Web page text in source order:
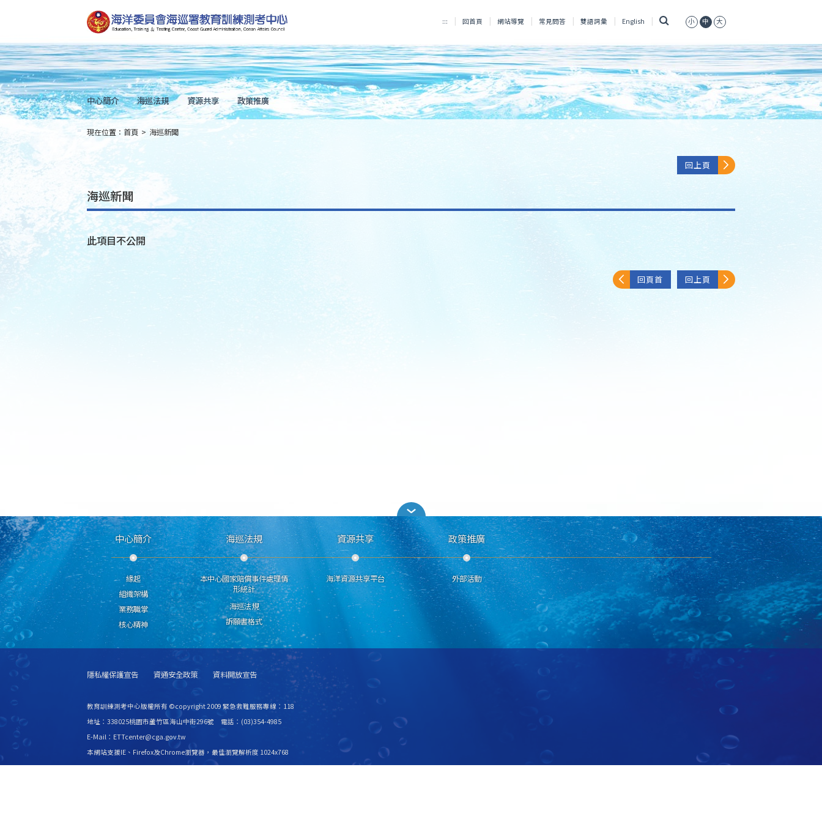
到
主
要
內
容
Skip
to
main
content
::: 回首頁 網站導覽 常見問答 雙語詞彙 English 小 中 大
中心簡介 海巡法規 資源共享 政策推廣
::: 現在位置： 首頁 > 海巡新聞
回上頁
海巡新聞
此項目不公開
回頁首 回上頁
中心簡介
緣起
組織架構
業務職掌
核心精神
海巡法規
本中心國家賠償事件處理情
形統計
海巡法規
訴願書格式
資源共享
海洋資源共享平台
政策推廣
外部活動
隱私權保護宣告 資通安全政策 資料開放宣告
教育訓練測考中心版權所有 ©copyright 2009 緊急救難服務專線：118
地址：338025桃園市蘆竹區海山中街296號 電話：(03)354-4985
E-Mail：ETTcenter@cga.gov.tw
本網站支援IE、Firefox及Chrome瀏覽器，最佳瀏覽解析度 1024x768
更新日期115年08月06日 瀏覽人次2526584